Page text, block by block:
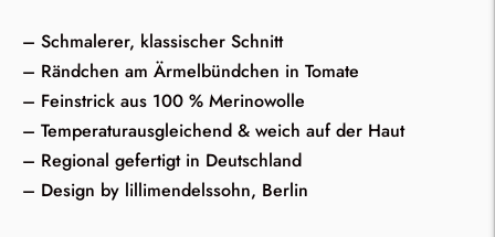
– Schmalerer, klassischer Schnitt
– Rändchen am Ärmelbündchen in Tomate
– Feinstrick aus 100 % Merinowolle
– Temperaturausgleichend & weich auf der Haut
– Regional gefertigt in Deutschland
– Design by lillimendelssohn, Berlin